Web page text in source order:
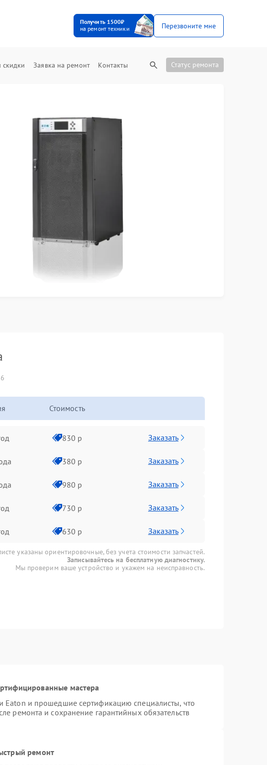
Получить 1500₽
на ремонт техники
Перезвоните мне
Заявка на ремонт Контакты Статус ремонта
Стоимость
830 р Заказать
380 р Заказать
980 р Заказать
730 р Заказать
630 р Заказать
указаны ориентировочные, без учета стоимости запчастей.
Записывайтесь на бесплатную диагностику.
Мы проверим ваше устройство и укажем на неисправность.
мастера
Eaton и прошедшие сертификацию специалисты, что
ремонта и сохранение гарантийных обязательств
ремонт